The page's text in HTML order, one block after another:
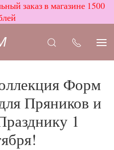
заказ в магазине 1500
Форм
Пряников и
1